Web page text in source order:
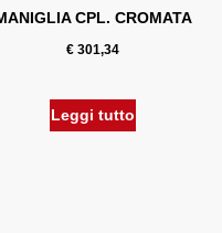
CPL. CROMATA
€ 301,34
Leggi tutto